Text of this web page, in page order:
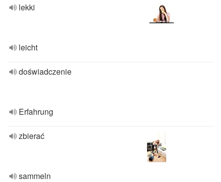
lekki
leicht
doświadczenie
Erfahrung
zbierać
sammeln